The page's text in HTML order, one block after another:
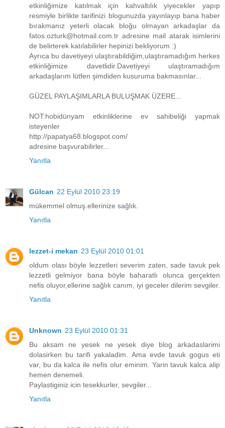
etkinliğimize katılmak için kahvaltılık yiyecekler yapıp
resmiyle birlikte tarifinizi blogunuzda yayınlayıp bana haber
bırakmanız yeterli olacak bloğu olmayan arkadaşlar da
fatos.ozturk@hotmail.com.tr adresine mail atarak isimlerini
de belirterek katılabilirler hepinizi bekliyorum :)
Ayrıca bu davetiyeyi ulaştırabildiğim,ulaştıramadığım herkes
etkinliğimize davetlidir.Davetiyeyi ulaştıramadığım
arkadaşlarım lütfen şimdiden kusuruma bakmasınlar...
GÜZEL PAYLAŞIMLARLA BULUŞMAK ÜZERE...
NOT:hobidünyam etkinliklerine ev sahibeliği yapmak
isteyenler
http://papatya68.blogspot.com/
adresine başvurabilirler...
Yanıtla
Gülcan 22 Eylül 2010 23:19
mükemmel olmuş.ellerinize sağlık.
Yanıtla
lezzet-i mekan 23 Eylül 2010 01:01
oldum olası böyle lezzetleri severim zaten, sade tavuk pek
lezzetli gelmiyor bana böyle baharatlı olunca gerçekten
nefis oluyor,ellerine sağlık canım, iyi geceler dilerim sevgiler.
Yanıtla
Unknown 23 Eylül 2010 01:31
Bu aksam ne yesek ne yesek diye blog arkadaslarimi
dolasirken bu tarifi yakaladim. Ama evde tavuk gogus eti
var, bu da kalca ile nefis olur eminim. Yarin tavuk kalca alip
hemen denemeli.
Paylastiginiz icin tesekkurler, sevgiler...
Yanıtla